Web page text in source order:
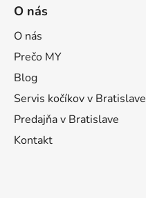
O nás
O nás
Prečo MY
Blog
Servis kočíkov v Bratislave
Predajňa v Bratislave
Kontakt